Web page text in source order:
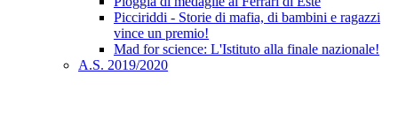
Picciriddi - Storie di mafia, di bambini e ragazzi
vince un premio!
Mad for science: L'Istituto alla finale nazionale!
A.S. 2019/2020